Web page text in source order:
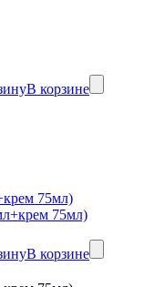
В корзине
75мл)
В корзине